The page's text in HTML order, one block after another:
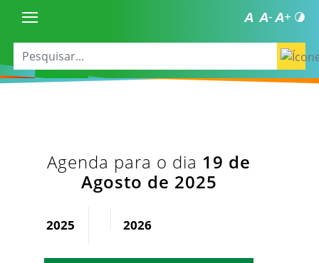
Agenda para o dia 19 de
Agosto de 2025
2025 2026